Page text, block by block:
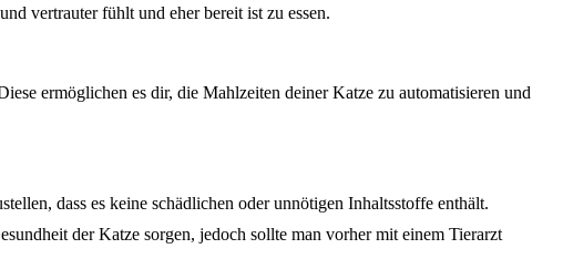
vertrauter fühlt und eher bereit ist zu essen.
ermöglichen es dir, die Mahlzeiten deiner Katze zu automatisieren und
dass es keine schädlichen oder unnötigen Inhaltsstoffe enthält.
der Katze sorgen, jedoch sollte man vorher mit einem Tierarzt